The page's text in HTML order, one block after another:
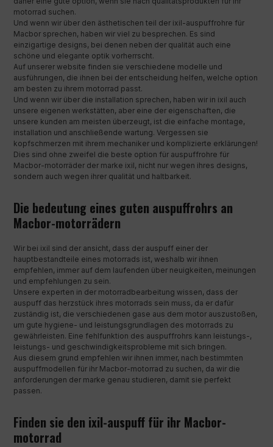
motorrad suchen.
Und wenn wir über den ästhetischen teil der ixil-auspuffrohre für
Macbor sprechen, haben wir viel zu besprechen. Es sind
einzigartige designs, bei denen neben der qualität auch eine
schöne und elegante optik vorherrscht.
Auf unserer website finden sie verschiedene modelle und
ausführungen, die ihnen bei der entscheidung helfen, welche option
am besten zu ihrem motorrad passt.
Und wenn wir über die installation sprechen, haben wir in ixil auch
unsere eigenen werkstätten, aber eine der eigenschaften, die
unsere kunden am meisten überzeugt, ist die einfache montage,
installation und anschließende wartung. Vergessen sie
kopfschmerzen mit ihrem mechaniker und komplizierte erklärungen!
Dies sind ohne zweifel die beste option für auspuffrohre für
Macbor-motorräder der marke ixil, nicht nur wegen ihres designs,
sondern auch wegen ihrer qualität und haltbarkeit.
Die bedeutung eines guten auspuffrohrs an
Macbor-motorrädern
Wir bei ixil sind der ansicht, dass der auspuff einer der
hauptbestandteile eines motorrads ist, weshalb wir ihnen
empfehlen, immer auf dem laufenden über neuigkeiten, meinungen
und empfehlungen zu sein.
Unsere experten in der motorradbearbeitung wissen, dass der
auspuff das herzstück ihres motorrads sein muss, da er dafür
zuständig ist, die verschiedenen gase aus dem motor auszustoßen,
um gute hygiene- und leistungsgrundlagen des motorrads zu
gewährleisten. Eine fehlfunktion des auspuffrohrs kann leistungs-,
leistungs- und geschwindigkeitsprobleme mit sich bringen.
Aus diesem grund empfehlen wir ihnen immer, nach bestimmten
auspuffmodellen für ihr Macbor-motorrad zu suchen, da wir die
anforderungen der marke genau studieren, damit sie perfekt
passen.
Finden sie den ixil-auspuff für ihr Macbor-
motorrad